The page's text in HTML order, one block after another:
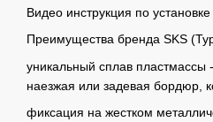
Видео инструкция по
Преимущества бренда SKS
уникальный сплав пластмассы
наезжая или задевая бордюр,
фиксация на жестком